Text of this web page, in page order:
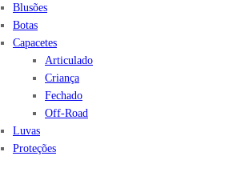
Blusões
Botas
Capacetes
Articulado
Criança
Fechado
Off-Road
Luvas
Proteções